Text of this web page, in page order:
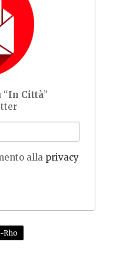
“In Città”
alla privacy
Rho